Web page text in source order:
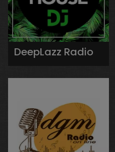
DeepLazz Radio